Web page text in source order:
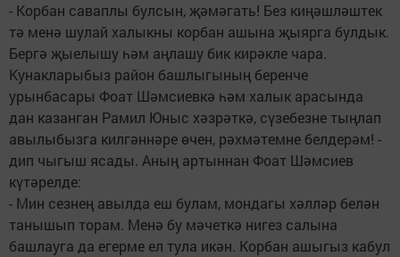
- Корбан саваплы бул­сын, җәмәгать! Без киңәшләштек
тә менә шулай халыкны корбан ашына җыярга булдык.
Бергә җыелышу һәм аңлашу бик кирәкле чара.
Кунакларыбыз район башлыгының беренче
урынбасары Фоат Шәмсиевкә һәм халык арасында
дан казанган Рамил Юныс хәзрәткә, сүзебезне тыңлап
авылыбызга килгәннәре өчен, рәхмәтемне белдерәм! -
дип чыгыш ясады. Аның артыннан Фоат Шәмсиев
күтәрелде:
- Мин сезнең авылда еш булам, мондагы хәлләр белән
танышып торам. Менә бу мәчеткә нигез салына
башлауга да егерме ел тула икән. Корбан ашыгыз кабул